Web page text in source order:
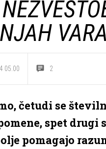
05.00 2
četudi se
spet
pomagajo